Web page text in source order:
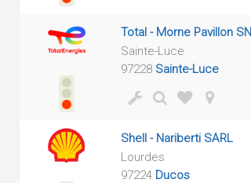
Total - Morne Pavillon
Sainte-Luce
97228 Sainte-Luce
Shell - Nariberti SARL
Lourdes
97224 Ducos